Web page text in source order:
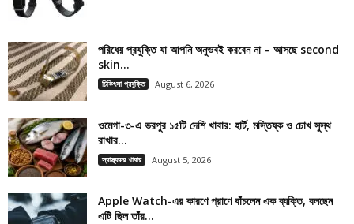
পরিধেয় প্রযুক্তি যা আপনি অনুভবই করবেন না – আসছে second
skin...
চিকিৎসা প্রযুক্তি August 6, 2026
ওমেগা-৩-এ ভরপুর ১৫টি দেশি খাবার: হার্ট, মস্তিষ্ক ও চোখ সুস্থ
রাখার...
স্বাস্থ্যকর খাবার August 5, 2026
Apple Watch-এর কারণে প্রাণে বাঁচলেন এক ব্যক্তি, বলছেন
এটি ছিল তাঁর...